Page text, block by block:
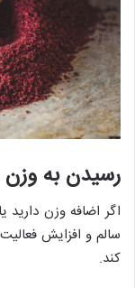
رسیدن به وزن
اگر اضافه وزن
سالم و افزایش
کند.